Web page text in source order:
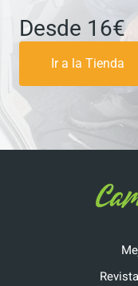
Desde 16€
Ir a la Tienda